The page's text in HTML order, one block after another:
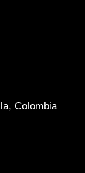
Colombia